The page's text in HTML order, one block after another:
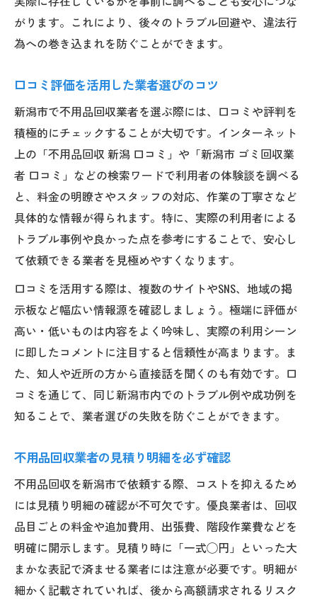
がります。これにより、後々のトラブル回避や、違法行
為への巻き込まれを防ぐことができます。
口コミ評価を活用した業者選びのコツ
新潟市で不用品回収業者を選ぶ際には、口コミや評判を
積極的にチェックすることが大切です。インターネット
上の「不用品回収 新潟 口コミ」や「新潟市 ゴミ回収業
者 口コミ」などの検索ワードで利用者の体験談を調べる
と、料金の明瞭さやスタッフの対応、作業の丁寧さなど
具体的な情報が得られます。特に、実際の利用者による
トラブル事例や良かった点を参考にすることで、安心し
て依頼できる業者を見極めやすくなります。
口コミを活用する際は、複数のサイトやSNS、地域の掲
示板など幅広い情報源を確認しましょう。極端に評価が
高い・低いものは内容をよく吟味し、実際の利用シーン
に即したコメントに注目すると信頼性が高まります。ま
た、知人や近所の方から直接話を聞くのも有効です。口
コミを通じて、同じ新潟市内でのトラブル例や成功例を
知ることで、業者選びの失敗を防ぐことができます。
不用品回収業者の見積り明細を必ず確認
不用品回収を新潟市で依頼する際、コストを抑えるため
には見積り明細の確認が不可欠です。優良業者は、回収
品目ごとの料金や追加費用、出張費、階段作業費などを
明確に開示します。見積り時に「一式◯円」といった大
まかな表記で済ませる業者には注意が必要です。明細が
細かく記載されていれば、後から高額請求されるリスク